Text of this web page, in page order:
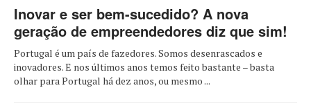
Inovar e ser bem-sucedido? A nova
geração de empreendedores diz que sim!
Portugal é um país de fazedores. Somos desenrascados e
inovadores. E nos últimos anos temos feito bastante – basta
olhar para Portugal há dez anos, ou mesmo ...